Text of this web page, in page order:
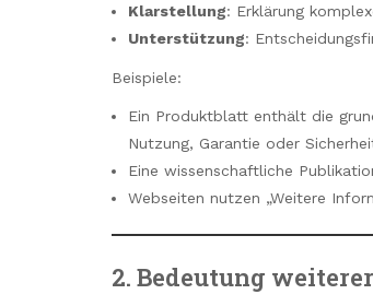
Klarstellung: Erklärung
Unterstützung:
Beispiele:
Ein Produktblatt enthält die
Nutzung, Garantie oder
Eine wissenschaftliche
Webseiten nutzen „Weitere
2. Bedeutung